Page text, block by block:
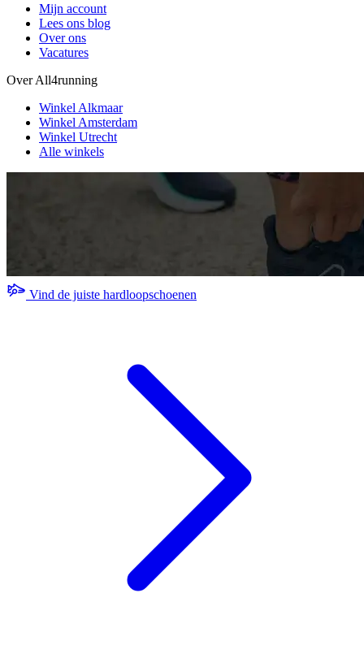
Mijn account
Lees ons blog
Over ons
Vacatures
Over All4running
Winkel Alkmaar
Winkel Amsterdam
Winkel Utrecht
Alle winkels
Vind de juiste hardloopschoenen